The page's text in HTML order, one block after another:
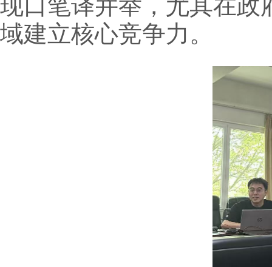
现口笔译并举，尤其在政
域建立核心竞争力。